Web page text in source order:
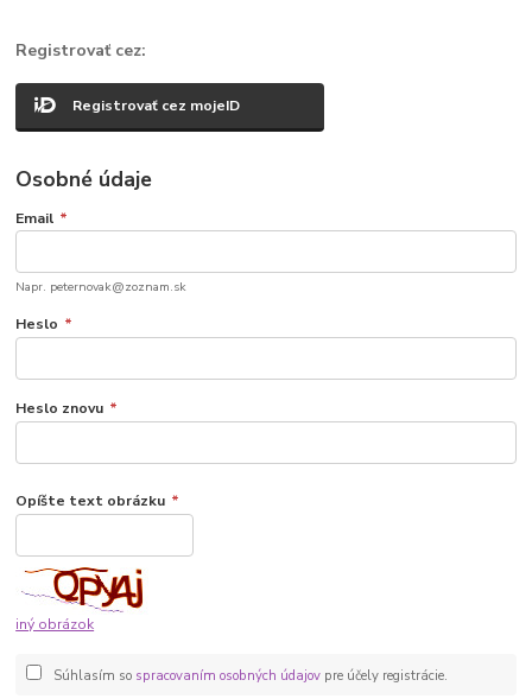
Registrovať cez:
Registrovať cez mojeID
Osobné údaje
Email *
Napr. peternovak@zoznam.sk
Heslo *
Heslo znovu *
Opíšte text obrázku *
iný obrázok
Súhlasím so spracovaním osobných údajovpre účely registrácie.